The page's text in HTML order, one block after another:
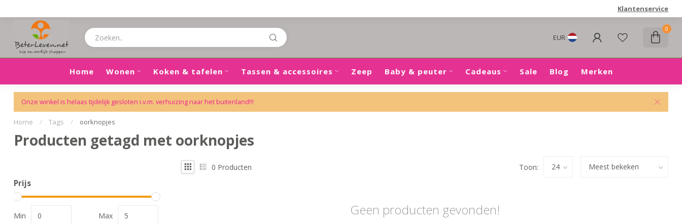
Klantenservice
EUR
0
Home Wonen Koken & tafelen Tassen & accessoires Zeep Baby & peuter Cadeaus Sale Blog Merken
Onze winkel is helaas tijdelijk gesloten i.v.m. verhuizing naar het buitenland!!!
Home / Tags / oorknopjes
Producten getagd met oorknopjes
Prijs
Min Max
0 Producten Toon:
Geen producten gevonden!